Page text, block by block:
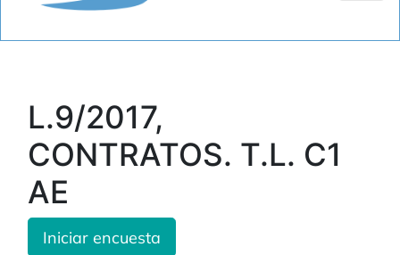
L.9/2017,
CONTRATOS. T.L. C1
AE
Iniciar encuesta